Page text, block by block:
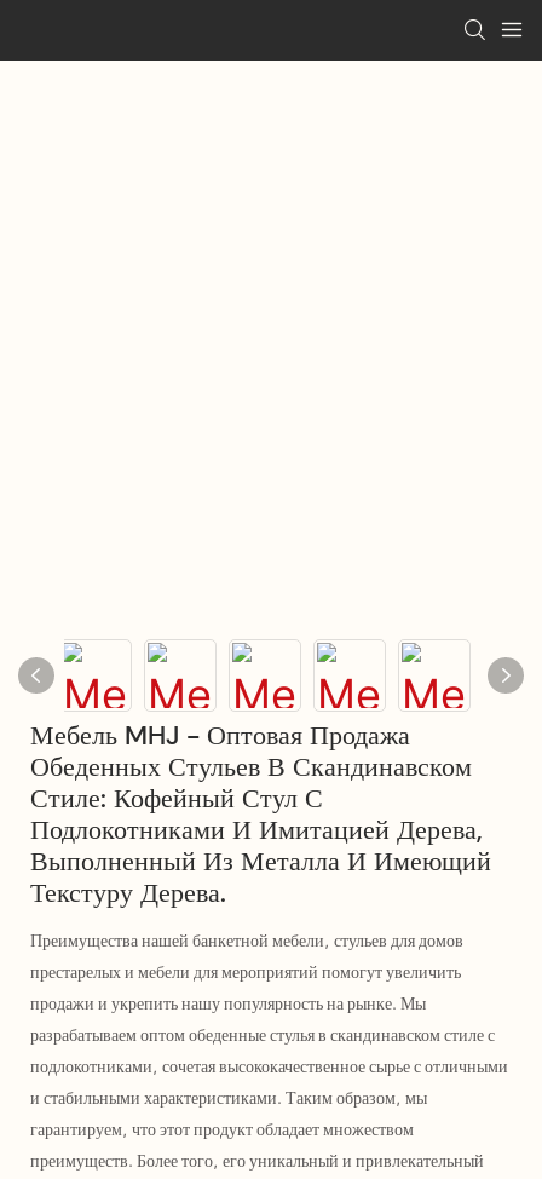
Мебель MHJ - Оптовая Продажа
Обеденных Стульев В Скандинавском
Стиле: Кофейный Стул С
Подлокотниками И Имитацией Дерева,
Выполненный Из Металла И Имеющий
Текстуру Дерева.
Преимущества нашей банкетной мебели, стульев для домов
престарелых и мебели для мероприятий помогут увеличить
продажи и укрепить нашу популярность на рынке. Мы
разрабатываем оптом обеденные стулья в скандинавском стиле с
подлокотниками, сочетая высококачественное сырье с отличными
и стабильными характеристиками. Таким образом, мы
гарантируем, что этот продукт обладает множеством
преимуществ. Более того, его уникальный и привлекательный